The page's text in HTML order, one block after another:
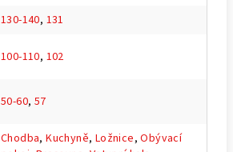
130-140, 131
100-110, 102
50-60, 57
Chodba,Kuchyně, Ložnice,Obývací